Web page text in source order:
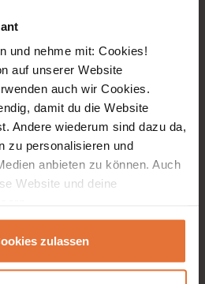
und nehme mit: Cookies!
auf unserer Website
auch wir Cookies.
damit du die Website
Andere wiederum sind dazu da,
zu personalisieren und
anbieten zu können. Auch
Website und deine
zulassen